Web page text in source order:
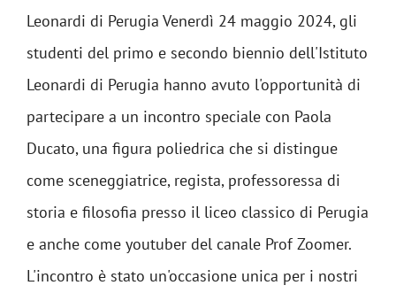
Leonardi di Perugia Venerdì 24 maggio 2024, gli
studenti del primo e secondo biennio dell'Istituto
Leonardi di Perugia hanno avuto l'opportunità di
partecipare a un incontro speciale con Paola
Ducato, una figura poliedrica che si distingue
come sceneggiatrice, regista, professoressa di
storia e filosofia presso il liceo classico di Perugia
e anche come youtuber del canale Prof Zoomer.
L'incontro è stato un'occasione unica per i nostri